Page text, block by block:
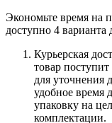
Экономьте время на
доступно 4 варианта
Курьерская
товар поступит
для уточнения
удобное время
упаковку на
комплектации.